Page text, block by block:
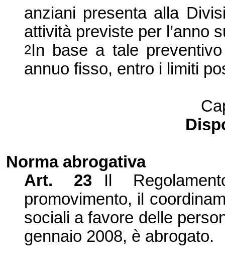
anziani presenta alla
attività previste per l’anno
2In base a tale
annuo fisso, entro i limiti
Norma abrogativa
Art. 23
Il
promovimento, il
sociali a favore delle
gennaio 2008, è abrogato.